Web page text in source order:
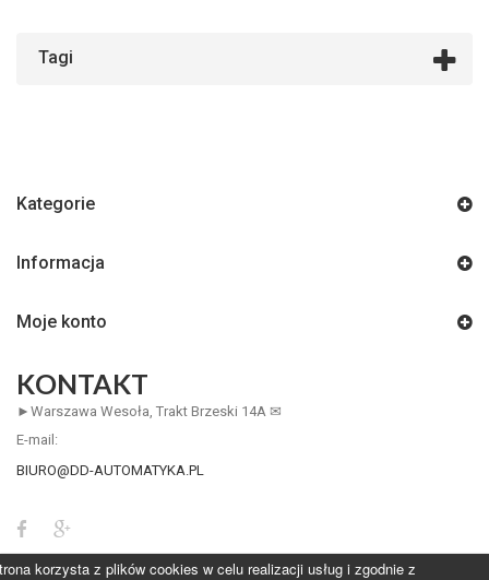
Tagi
Kategorie
Informacja
Moje konto
KONTAKT
►Warszawa Wesoła, Trakt Brzeski 14A ✉
E-mail:
BIURO@DD-AUTOMATYKA.PL
korzysta z plików cookies w celu realizacji usług i zgodnie z